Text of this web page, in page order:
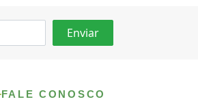
FALE CONOSCO